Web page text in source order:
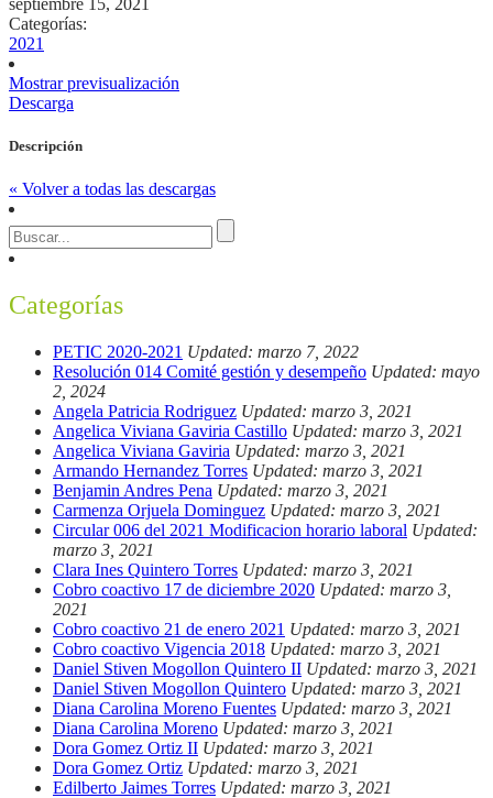
Categorías:
2021
Mostrar previsualización
Descarga
Descripción
« Volver a todas las descargas
Categorías
PETIC 2020-2021 Updated: marzo 7, 2022
Resolución 014 Comité gestión y desempeño Updated: mayo
2, 2024
Angela Patricia Rodriguez Updated: marzo 3, 2021
Angelica Viviana Gaviria Castillo Updated: marzo 3, 2021
Angelica Viviana Gaviria Updated: marzo 3, 2021
Armando Hernandez Torres Updated: marzo 3, 2021
Benjamin Andres Pena Updated: marzo 3, 2021
Carmenza Orjuela Dominguez Updated: marzo 3, 2021
Circular 006 del 2021 Modificacion horario laboral Updated:
marzo 3, 2021
Clara Ines Quintero Torres Updated: marzo 3, 2021
Cobro coactivo 17 de diciembre 2020 Updated: marzo 3,
2021
Cobro coactivo 21 de enero 2021 Updated: marzo 3, 2021
Cobro coactivo Vigencia 2018 Updated: marzo 3, 2021
Daniel Stiven Mogollon Quintero II Updated: marzo 3, 2021
Daniel Stiven Mogollon Quintero Updated: marzo 3, 2021
Diana Carolina Moreno Fuentes Updated: marzo 3, 2021
Diana Carolina Moreno Updated: marzo 3, 2021
Dora Gomez Ortiz II Updated: marzo 3, 2021
Dora Gomez Ortiz Updated: marzo 3, 2021
Edilberto Jaimes Torres Updated: marzo 3, 2021